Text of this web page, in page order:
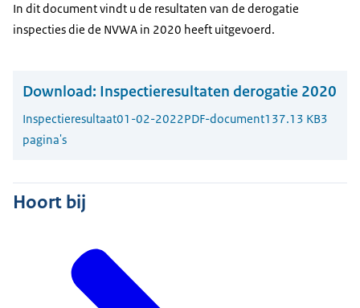
In dit document vindt u de resultaten van de derogatie
inspecties die de NVWA in 2020 heeft uitgevoerd.
Download: Inspectieresultaten derogatie 2020
Inspectieresultaat01-02-2022PDF-document137.13 KB3
pagina's
Hoort bij